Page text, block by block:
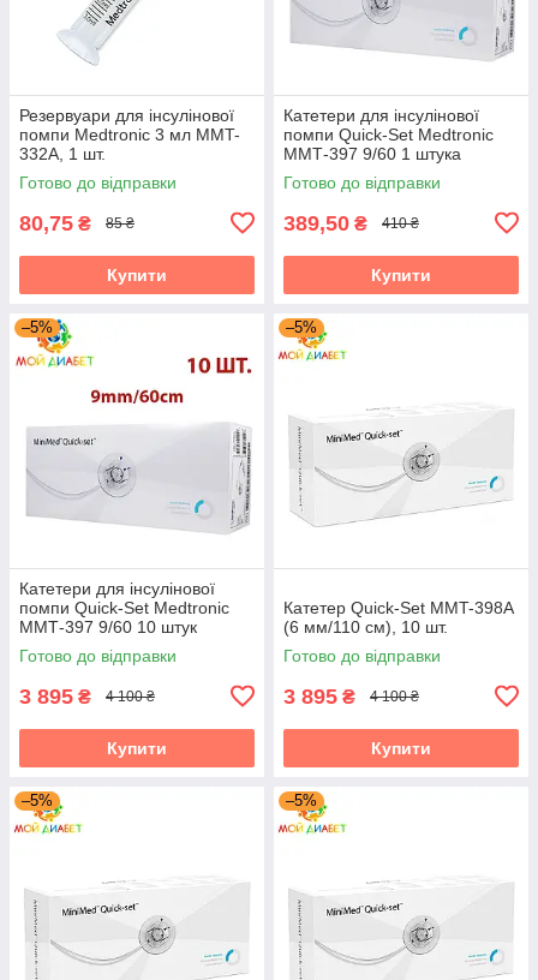
Резервуари для інсулінової
помпи Medtronic 3 мл MMT-
332A, 1 шт.
Готово до відправки
80,75 ₴ 85 ₴
Купити
Катетери для інсулінової
помпи Quick-Set Medtronic
ММТ-397 9/60 1 штука
Готово до відправки
389,50 ₴ 410 ₴
Купити
–5%
Катетери для інсулінової
помпи Quick-Set Medtronic
ММТ-397 9/60 10 штук
Готово до відправки
3 895 ₴ 4 100 ₴
Купити
–5%
Катетер Quick-Set MMT-398А
(6 мм/110 см), 10 шт.
Готово до відправки
3 895 ₴ 4 100 ₴
Купити
–5% –5%